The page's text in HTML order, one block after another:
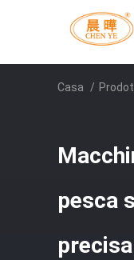
Casa /
pesca
precisa